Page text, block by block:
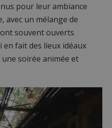
pour leur ambiance
avec un mélange de
souvent ouverts
fait des lieux idéaux
soirée animée et